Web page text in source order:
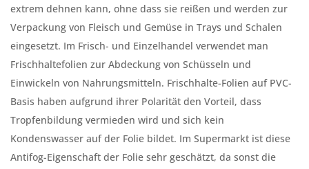
extrem dehnen kann, ohne dass sie reißen und werden zur
Verpackung von Fleisch und Gemüse in Trays und Schalen
eingesetzt. Im Frisch- und Einzelhandel verwendet man
Frischhaltefolien zur Abdeckung von Schüsseln und
Einwickeln von Nahrungsmitteln. Frischhalte-Folien auf PVC-
Basis haben aufgrund ihrer Polarität den Vorteil, dass
Tropfenbildung vermieden wird und sich kein
Kondenswasser auf der Folie bildet. Im Supermarkt ist diese
Antifog-Eigenschaft der Folie sehr geschätzt, da sonst die